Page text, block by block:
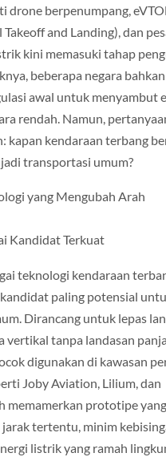
drone berpenumpang,
and Landing), dan
kini memasuki tahap
beberapa negara
awal untuk menyambut
rendah. Namun,
kapan kendaraan terbang
transportasi umum?
yang Mengubah Arah
Kandidat Terkuat
teknologi kendaraan
paling potensial
Dirancang untuk lepas
vertikal tanpa landasan
digunakan di kawasan
Joby Aviation, Lilium, dan
memamerkan prototipe
tertentu, minim
listrik yang ramah